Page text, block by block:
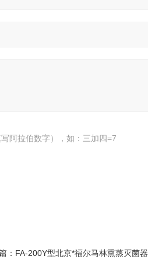
阿拉伯数字），如：三加四=7
： FA-200Y型北京*福尔马林熏蒸灭菌器